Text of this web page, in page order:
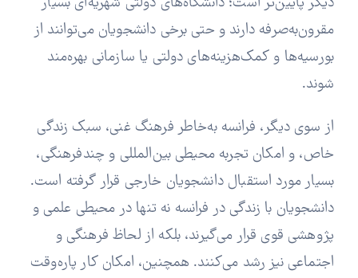
مقرون‌به‌صرفه دارند و حتی برخی دانشجویان می‌توانند از
بورسیه‌ها و کمک‌هزینه‌های دولتی یا سازمانی بهره‌مند
شوند.
از سوی دیگر، فرانسه به‌خاطر فرهنگ غنی، سبک زندگی
خاص، و امکان تجربه محیطی بین‌المللی و چندفرهنگی،
بسیار مورد استقبال دانشجویان خارجی قرار گرفته است.
دانشجویان با زندگی در فرانسه نه تنها در محیطی علمی و
پژوهشی قوی قرار می‌گیرند، بلکه از لحاظ فرهنگی و
اجتماعی نیز رشد می‌کنند. همچنین، امکان کار پاره‌وقت